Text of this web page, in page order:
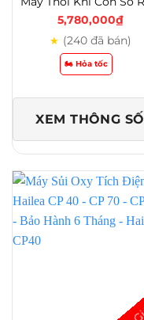
5,780,000₫
★ (240 đã bán)
🏍️ Hỏa tốc
XEM THÔNG SỐ